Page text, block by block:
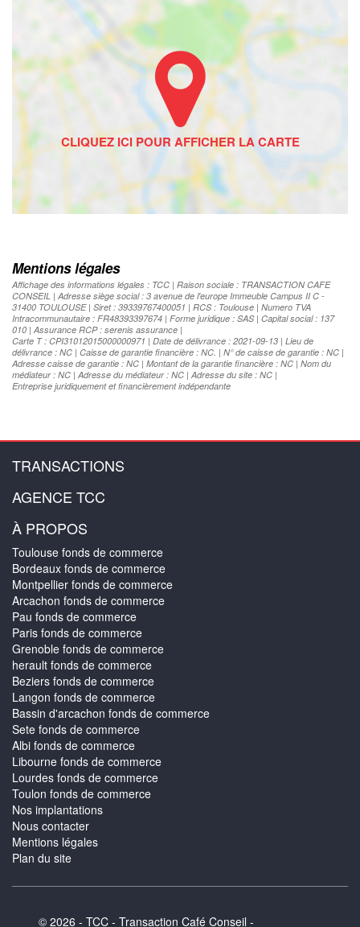
Mentions légales
Affichage des informations légales : TCC | Raison sociale : TRANSACTION CAFE
CONSEIL | Adresse siège social : 3 avenue de l'europe Immeuble Campus II C -
31400 TOULOUSE | Siret : 39339767400051 | RCS : Toulouse | Numero TVA
Intracommunautaire : FR48393397674 | Forme juridique : SAS | Capital social : 137
010 | Assurance RCP : serenis assurance |
Carte T : CPI31012015000000971 | Date de délivrance : 2021-09-13 | Lieu de
délivrance : NC | Caisse de garantie financière : NC. | N° de caisse de garantie : NC |
Adresse caisse de garantie : NC | Montant de la garantie financière : NC | Nom du
médiateur : NC | Adresse du médiateur : NC | Adresse du site : NC |
Entreprise juridiquement et financièrement indépendante
TRANSACTIONS
AGENCE TCC
À PROPOS
Toulouse fonds de commerce
Bordeaux fonds de commerce
Montpellier fonds de commerce
Arcachon fonds de commerce
Pau fonds de commerce
Paris fonds de commerce
Grenoble fonds de commerce
herault fonds de commerce
Beziers fonds de commerce
Langon fonds de commerce
Bassin d'arcachon fonds de commerce
Sete fonds de commerce
Albi fonds de commerce
Libourne fonds de commerce
Lourdes fonds de commerce
Toulon fonds de commerce
Nos implantations
Nous contacter
Mentions légales
Plan du site
© 2026 - TCC - Transaction Café Conseil -